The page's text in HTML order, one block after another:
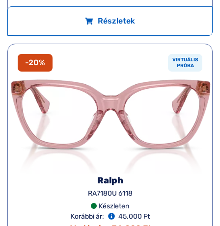
Részletek
-20%
VIRTUÁLIS
PRÓBA
Ralph
RA7180U 6118
Készleten
Korábbi ár:
45.000 Ft